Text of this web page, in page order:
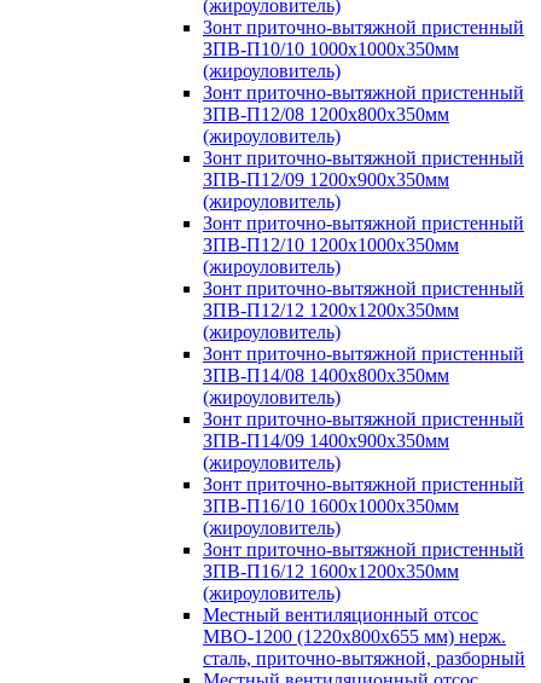
(жироуловитель)
Зонт приточно-вытяжной пристенный
ЗПВ-П10/10 1000х1000х350мм
(жироуловитель)
Зонт приточно-вытяжной пристенный
ЗПВ-П12/08 1200х800х350мм
(жироуловитель)
Зонт приточно-вытяжной пристенный
ЗПВ-П12/09 1200х900х350мм
(жироуловитель)
Зонт приточно-вытяжной пристенный
ЗПВ-П12/10 1200х1000х350мм
(жироуловитель)
Зонт приточно-вытяжной пристенный
ЗПВ-П12/12 1200х1200х350мм
(жироуловитель)
Зонт приточно-вытяжной пристенный
ЗПВ-П14/08 1400х800х350мм
(жироуловитель)
Зонт приточно-вытяжной пристенный
ЗПВ-П14/09 1400х900х350мм
(жироуловитель)
Зонт приточно-вытяжной пристенный
ЗПВ-П16/10 1600х1000х350мм
(жироуловитель)
Зонт приточно-вытяжной пристенный
ЗПВ-П16/12 1600х1200х350мм
(жироуловитель)
Местный вентиляционный отсос
МВО-1200 (1220х800х655 мм) нерж.
сталь, приточно-вытяжной, разборный